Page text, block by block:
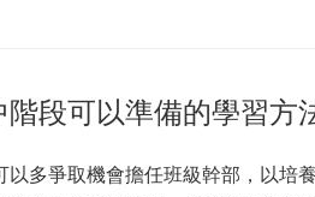
階段可以準備的學習方
以多爭取機會擔任班級幹部，以培